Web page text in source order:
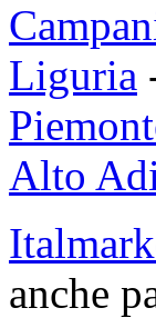
Liguria
Alto
anche